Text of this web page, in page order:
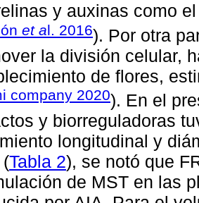
y auxinas como
et al. 2016). Por otra
la división celular,
de flores,
company 2020). En el
y biorreguladoras
longitudinal y
(Tabla 2), se notó que
de MST en las